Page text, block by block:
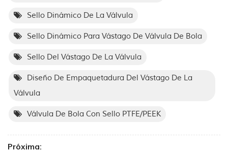
Sello Dinámico De La Válvula
Sello Dinámico Para Vástago De Válvula De Bola
Sello Del Vástago De La Válvula
Diseño De Empaquetadura Del Vástago De La
Válvula
Válvula De Bola Con Sello PTFE/PEEK
Próxima: